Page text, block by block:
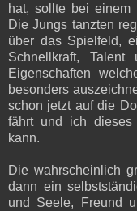
hat, sollte bei einem
Die Jungs tanzten
über das Spielfeld,
Schnellkraft,
Eigenschaften
besonders
schon jetzt auf die
fährt und ich
kann.
Die wahrscheinlich
dann ein
und Seele, Freund